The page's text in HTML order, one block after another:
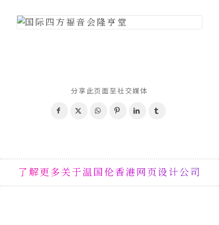
分享此页面至社交媒体
了解更多关于温国伦香港网页设计公司